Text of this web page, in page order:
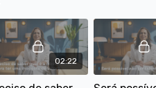
02:22